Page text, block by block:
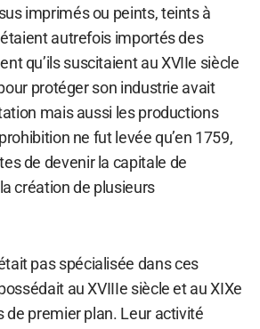
imprimés ou peints, teints à
étaient autrefois importés des
qu’ils suscitaient au XVIIe siècle
protéger son industrie avait
mais aussi les productions
ne fut levée qu’en 1759,
de devenir la capitale de
création de plusieurs
pas spécialisée dans ces
au XVIIIe siècle et au XIXe
de premier plan. Leur activité